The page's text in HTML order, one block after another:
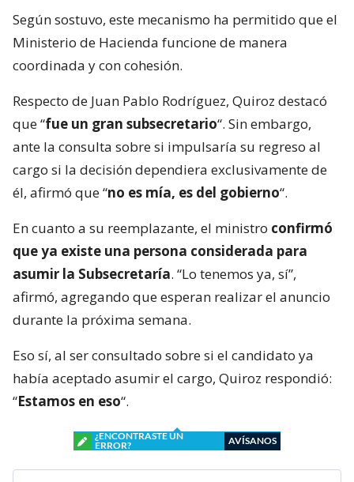
Según sostuvo, este mecanismo ha permitido que el
Ministerio de Hacienda funcione de manera
coordinada y con cohesión.
Respecto de Juan Pablo Rodríguez, Quiroz destacó
que “fue un gran subsecretario“. Sin embargo,
ante la consulta sobre si impulsaría su regreso al
cargo si la decisión dependiera exclusivamente de
él, afirmó que “no es mía, es del gobierno“.
En cuanto a su reemplazante, el ministro confirmó
que ya existe una persona considerada para
asumir la Subsecretaría. “Lo tenemos ya, sí”,
afirmó, agregando que esperan realizar el anuncio
durante la próxima semana.
Eso sí, al ser consultado sobre si el candidato ya
había aceptado asumir el cargo, Quiroz respondió:
“Estamos en eso“.
¿ENCONTRASTE UN
ERROR?
AVÍSANOS